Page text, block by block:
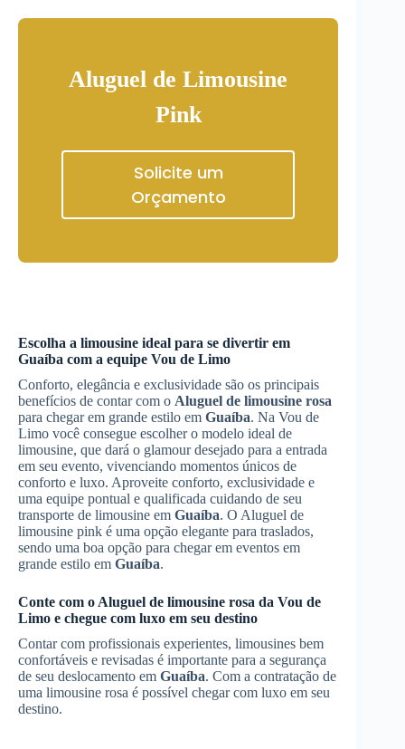
Aluguel de Limousine
Pink
Solicite um
Orçamento
Escolha a limousine ideal para se divertir em
Guaíba com a equipe Vou de Limo
Conforto, elegância e exclusividade são os principais
benefícios de contar com o Aluguel de limousine rosa
para chegar em grande estilo em Guaíba. Na Vou de
Limo você consegue escolher o modelo ideal de
limousine, que dará o glamour desejado para a entrada
em seu evento, vivenciando momentos únicos de
conforto e luxo. Aproveite conforto, exclusividade e
uma equipe pontual e qualificada cuidando de seu
transporte de limousine em Guaíba. O Aluguel de
limousine pink é uma opção elegante para traslados,
sendo uma boa opção para chegar em eventos em
grande estilo em Guaíba.
Conte com o Aluguel de limousine rosa da Vou de
Limo e chegue com luxo em seu destino
Contar com profissionais experientes, limousines bem
confortáveis e revisadas é importante para a segurança
de seu deslocamento em Guaíba. Com a contratação de
uma limousine rosa é possível chegar com luxo em seu
destino.